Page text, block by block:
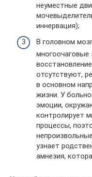
неуместные
иннервация);
В головном
отсутствуют,
в основном
жизни. У
эмоции,
контролирует
процессы,
узнает
амнезия,